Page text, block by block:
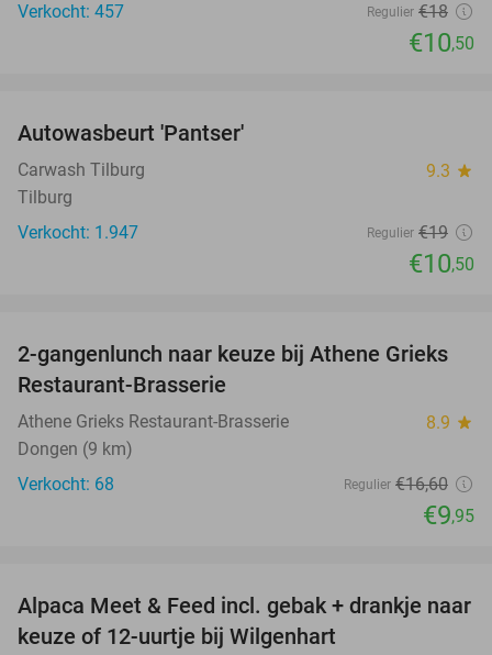
Verkocht: 457
Regulier €18
€10,50
Autowasbeurt 'Pantser'
Carwash Tilburg 9.3 star
Tilburg
Verkocht: 1.947
Regulier €19
€10,50
40%
2-gangenlunch naar keuze bij Athene Grieks
Restaurant-Brasserie
Athene Grieks Restaurant-Brasserie 8.9 star
Dongen (9 km)
Verkocht: 68
Regulier €16,60
€9,95
43%
Alpaca Meet & Feed incl. gebak + drankje naar
keuze of 12-uurtje bij Wilgenhart